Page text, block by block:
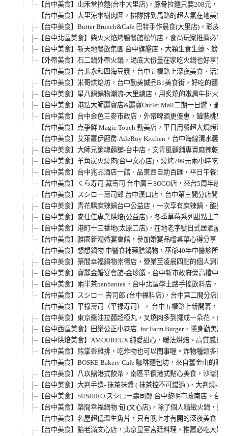
【台中美食】山禾堂拉麵(台中大里店)，豚骨拉麵只要208元，
【台中美食】大里涼傘樹肉圓，排隊排到馬路的超人氣在地美
【台中美食】Butter Brunch&Cafe 巴特手作晨食(大里店)，彩
【台中北區美食】柴火火焰烤鴨餐館松竹店，食尚玩家推薦必
【台中美食】新天地餐飲集團 台中旗艦店，大顆生食生蠔、螃
【外帶美食】石二鍋外帶火鍋，湯底大份量在家吃火鍋也好享
【台中美食】台北永和四海豆漿，台中五權路上深夜美食、活
【台中美食】米哥烘焙坊，台中勤美誠品B1美食街，好吃的麵
【台中美食】星八鍋鍋物潮流-大里總店，用炙燒的嫩肩牛排火
【台中美食】港點大師麗寶店&麗寶Outlet Mall二期一日遊，最
【台中美食】台中金色三麥市政店，外帶啤酒更優惠，罐裝桃
【台中美食】点爭鮮 Magic Touch 勤美店，平日用餐超大焗烤
【台中美食】艾萊羅伊廚房 AileRoy Kitchen，台中海線清水義
【台中美食】大師兄銷魂麵舖-台中店，文青風麵鋪專賣麻辣乾
【台中美食】羊角炭火燒肉(台中文心店)，燒烤799元兩小時吃
【台中美食】台中兆品酒店一館．品東西自助百匯，平日午餐
【台中美食】くら寿司 藏壽司 台中廣三SOGO店，來台5周年
【台中美食】スシロー壽司郎 台中漢口店，台中第三間分店開
【台中美食】青花驕麻辣鍋台中公益店，一次享有麻辣鍋、酸
【台中美食】麥仕佳專業烘焙(公益店)，冬季草莓系列甜點上
【台中美食】港町十三番地(太原二店)，在地老字號日式居酒
【台中美食】雅園新潮婚宴會館，參加婚宴品嚐桌菜心得分享
【台中美食】想想鍋物 中醫食補藥膳鍋物，巫爺40年中醫診所
【台中美食】築間幸福鍋物崇德店，營業至凌晨四點的個人涮
【台中美食】寶麗金婚宴會館-金珍饌，台中新市政府旁高檔中
【台中美食】兩半茶banbantea，台中北區學士路手搖飲料店
【台中美食】スシロー 壽司郎 (台中福科店)，台中第二間分店
【台中美食】平祿壽司（平禄寿司）， 台中五權路上新開幕，
【台中美食】東京醬油拉麵超極丸，叉燒肉多到擺成一朵花，
【台中西區美食】田樂公正小巷店_for Farm Burger，隱身勤美
【台中烘焙美食】AMOUREUX 純愛甜心．暖法烘焙。高質感
【台中美食】熊掌香雞排，吃炸物也可以問事喔。炸物種類多
【台中美食】BOSKE Bakery Cafe 咖啡麵包坊，來自舊金山的
【台中美食】八玖鼎港式飲茶，南區平價港式點心美食，沙崙
【台中美食】大判手造- 抹茶抹醬 ( 抹茶控不可錯過 )，大判燒-
【台中美食】SUSHIRO スシロー壽司郎 台中黎明市政南店。
【台中美食】築間幸福鍋物 旬 (文心店)，除了個人精緻火鍋，
【台中美食】名屋超低溫生魚片，只有晚上才有開的深夜美食
【台中美食】餡老滿文心店，北京皇室宮廷料理，推薦必吃大